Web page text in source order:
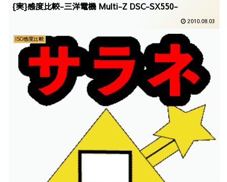
{実}感度比較-三洋電機 Multi-Z DSC-SX550-
2010.08.03
ISO感度比較